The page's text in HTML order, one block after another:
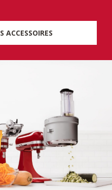
ACCESSOIRES